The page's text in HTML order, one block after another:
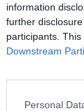
information
further
participants.
Downstream
Personal